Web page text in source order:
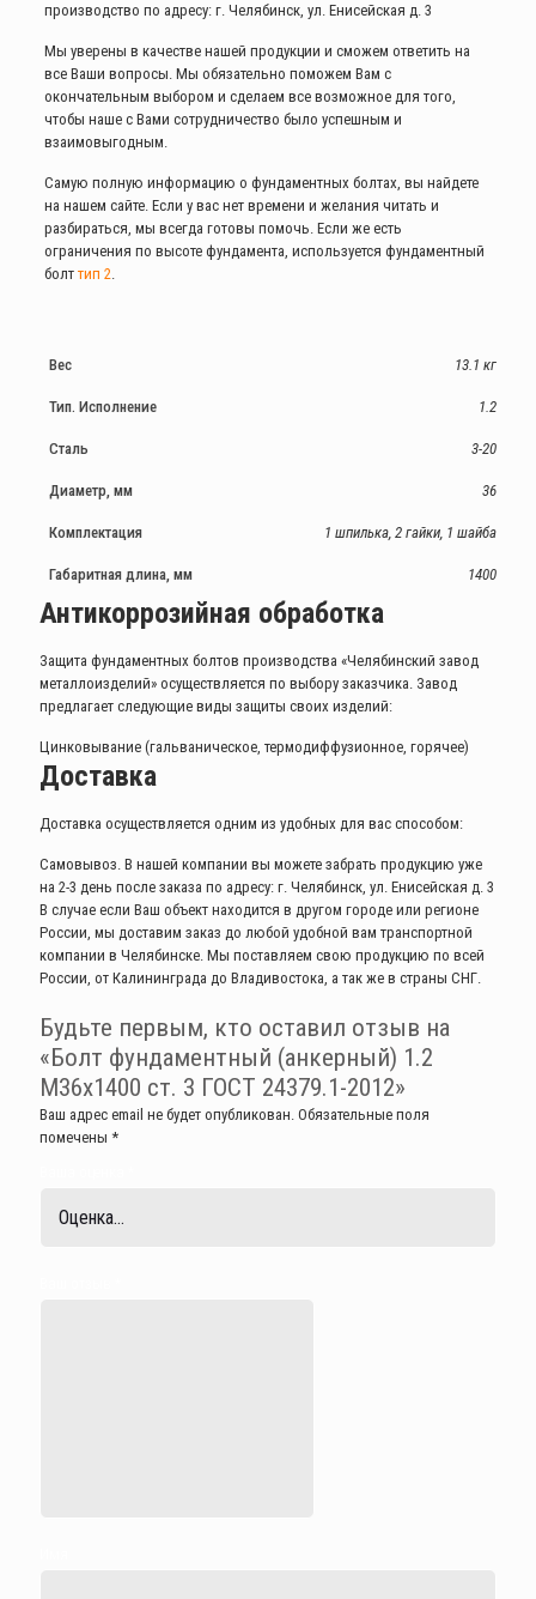
производство по адресу: г. Челябинск, ул. Енисейская д. 3
Мы уверены в качестве нашей продукции и сможем ответить на
все Ваши вопросы. Мы обязательно поможем Вам с
окончательным выбором и сделаем все возможное для того,
чтобы наше с Вами сотрудничество было успешным и
взаимовыгодным.
Самую полную информацию о фундаментных болтах, вы найдете
на нашем сайте. Если у вас нет времени и желания читать и
разбираться, мы всегда готовы помочь. Если же есть
ограничения по высоте фундамента, используется фундаментный
болт тип 2.
Вес 13.1 кг
Тип. Исполнение 1.2
Сталь 3-20
Диаметр, мм 36
Комплектация 1 шпилька, 2 гайки, 1 шайба
Габаритная длина, мм 1400
Антикоррозийная обработка
Защита фундаментных болтов производства «Челябинский завод
металлоизделий» осуществляется по выбору заказчика. Завод
предлагает следующие виды защиты своих изделий:
Цинковывание (гальваническое, термодиффузионное, горячее)
Доставка
Доставка осуществляется одним из удобных для вас способом:
Самовывоз. В нашей компании вы можете забрать продукцию уже
на 2-3 день после заказа по адресу: г. Челябинск, ул. Енисейская д. 3
В случае если Ваш объект находится в другом городе или регионе
России, мы доставим заказ до любой удобной вам транспортной
компании в Челябинске. Мы поставляем свою продукцию по всей
России, от Калининграда до Владивостока, а так же в страны СНГ.
Будьте первым, кто оставил отзыв на
«Болт фундаментный (анкерный) 1.2
М36х1400 ст. 3 ГОСТ 24379.1-2012»
Ваш адрес email не будет опубликован. Обязательные поля
помечены *